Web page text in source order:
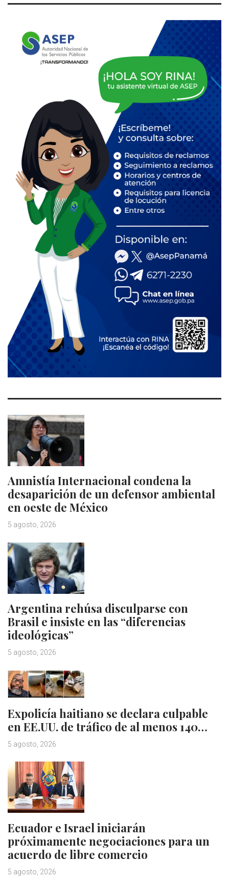
Amnistía Internacional condena la
desaparición de un defensor ambiental
en oeste de México
5 agosto, 2026
Argentina rehúsa disculparse con
Brasil e insiste en las “diferencias
ideológicas”
5 agosto, 2026
Expolicía haitiano se declara culpable
en EE.UU. de tráfico de al menos 140…
5 agosto, 2026
Ecuador e Israel iniciarán
próximamente negociaciones para un
acuerdo de libre comercio
5 agosto, 2026